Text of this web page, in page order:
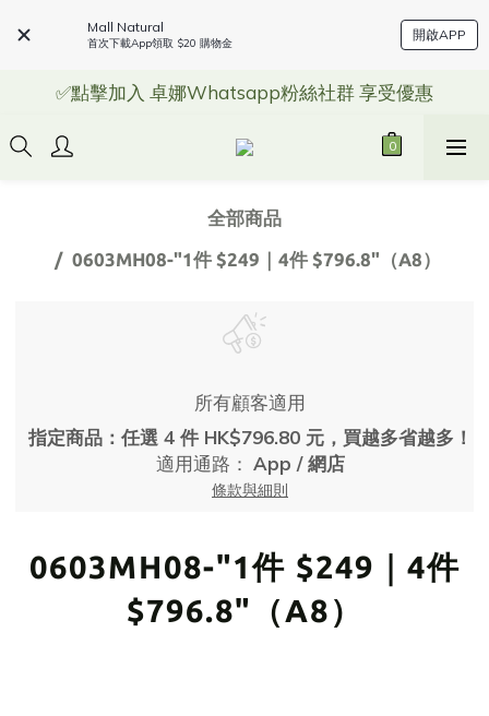
Mall Natural
首次下載App領取 $20 購物金
開啟APP
✅點擊加入 卓娜Whatsapp粉絲社群 享受優惠
全部商品
0603MH08-"1件 $249｜4件 $796.8"（A8）
所有顧客適用
指定商品：任選 4 件 HK$796.80 元，買越多省越多！
適用通路： App / 網店
條款與細則
0603MH08-"1件 $249｜4件
$796.8"（A8）